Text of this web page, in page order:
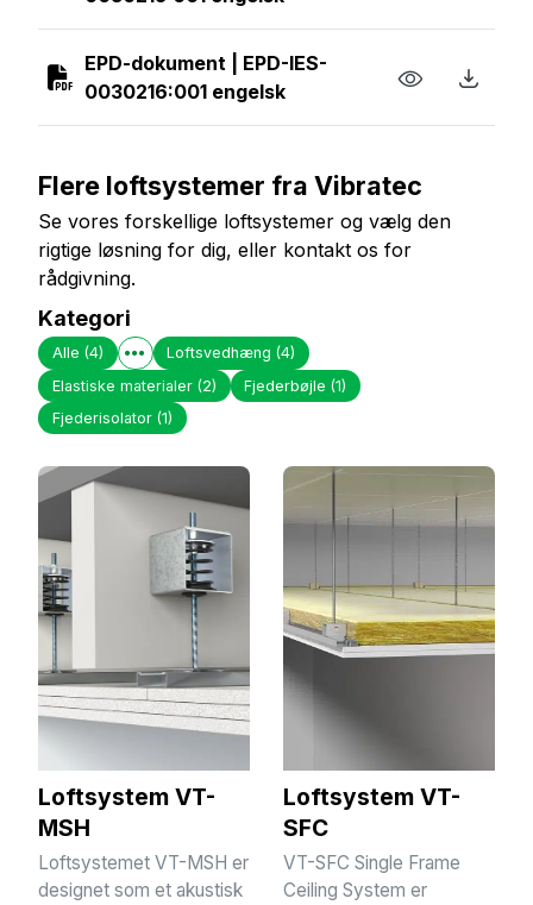
EPD-dokument | EPD-IES-
0030216:001 engelsk
Flere loftsystemer fra Vibratec
Se vores forskellige loftsystemer og vælg den
rigtige løsning for dig, eller kontakt os for
rådgivning.
Kategori
Alle (4) Loftsvedhæng(4)
Elastiske materialer (2) Fjederbøjle(1)
Fjederisolator (1)
Loftsystem VT-
MSH
Loftsystemet VT-MSH er
designet som et akustisk
Loftsystem VT-
SFC
VT-SFC Single Frame
Ceiling System er